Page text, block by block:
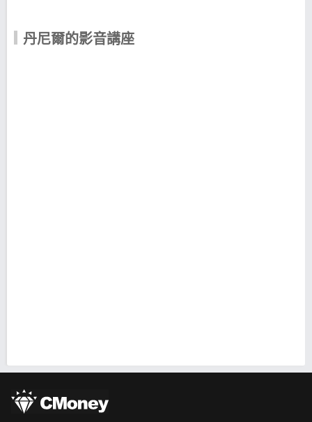
｜Android下載 >>https://cmy.tw/00Azer
丹尼爾的影音講座